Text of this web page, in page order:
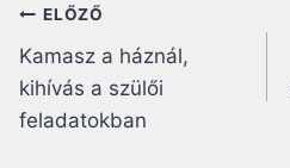
Bejegyzés
navigáció
ELŐZŐ
Kamasz a háznál,
kihívás a szülői
feladatokban